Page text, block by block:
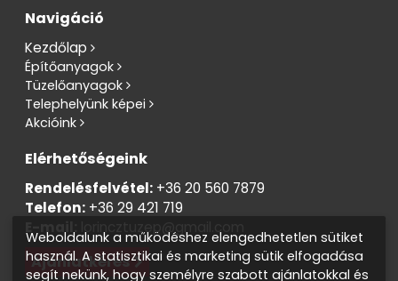
Navigáció
Kezdőlap
Építőanyagok
Tüzelőanyagok
Telephelyünk képei
Akcióink
Elérhetőségeink
Rendelésfelvétel: +36 20 560 7879
Telefon: +36 29 421 719
E-mail: lorincztuzep@gmail.com
Ajánlatkérés
Weboldalunk a működéshez elengedhetetlen sütiket
használ. A statisztikai és marketing sütik elfogadása
segít nekünk, hogy személyre szabott ajánlatokkal és